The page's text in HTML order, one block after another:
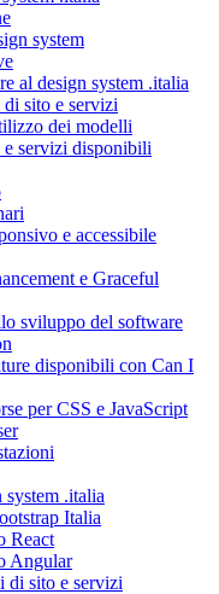
system
al design system .italia
sito e servizi
dei modelli
servizi disponibili
e accessibile
e Graceful
sviluppo del software
disponibili con Can I
per CSS e JavaScript
.italia
Italia
React
Angular
di sito e servizi